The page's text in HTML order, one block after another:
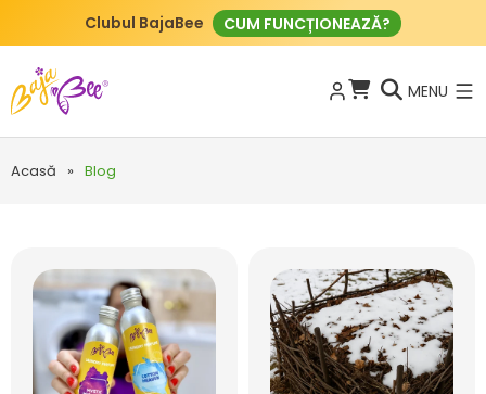
Nou: ECO tablete pentru curățenie CUMPĂRAȚI AICI
MENU
Acasă » Blog